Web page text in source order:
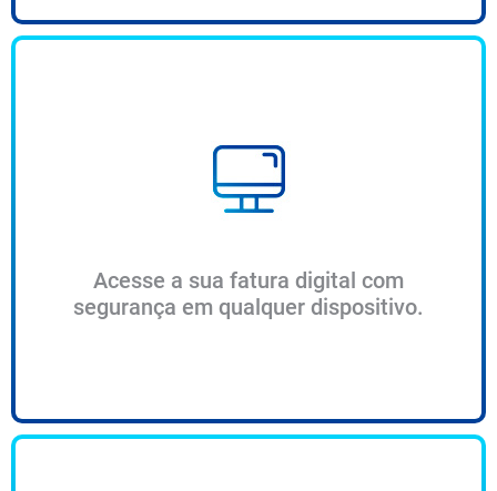
Acesse a sua fatura digital com
segurança em qualquer dispositivo.